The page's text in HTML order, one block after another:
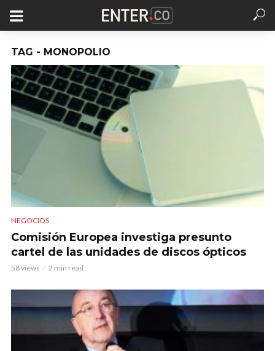
TAG - MONOPOLIO
NEGOCIOS
Comisión Europea investiga presunto
cartel de las unidades de discos ópticos
58 views 2 min read